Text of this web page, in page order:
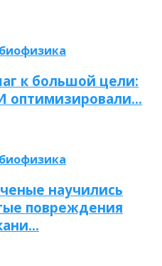
к большой цели:
оптимизировали…
научились
повреждения